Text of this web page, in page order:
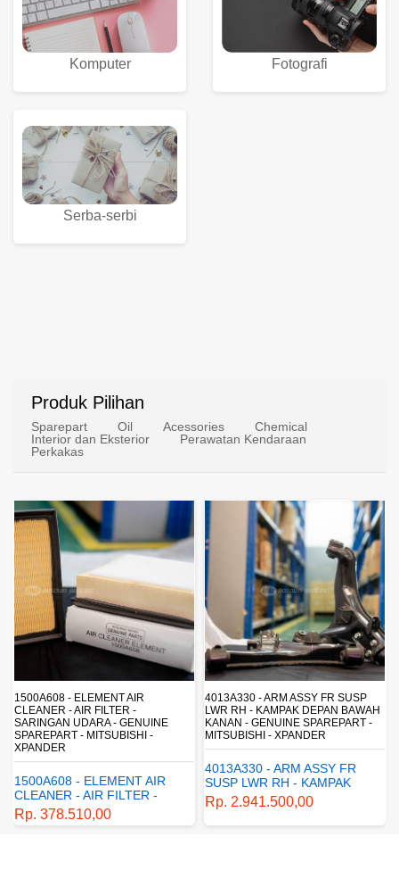
Komputer Fotografi
Serba-serbi
Produk Pilihan
Sparepart Oil Acessories
Chemical
Interior dan Eksterior
Perawatan Kendaraan
Perkakas
4013A330 - ARM ASSY FR SUSP
LWR RH - KAMPAK DEPAN BAWAH
KANAN - GENUINE SPAREPART -
MITSUBISHI - XPANDER
SUSP LWR RH - KAMPAK
DEPAN BAWAH KANAN -
GENUINE SPAREPART -
MITSUBISHI - XPANDER
Rp. 2.941.500,00
4162A413 - SHOCK ABSORBER RR
SUSP - SUSPENSI BELAKANG -
SHOCKBREAKER BELAKANG -
GENUINE SPAREPART -
MITSUBISHI - XPANDER
4162A413 - SHOCK
ABSORBER RR SUSP -
SUSPENSI BELAKANG -
SHOCKBREAKER BELAKANG
Rp. 1.198.800,00